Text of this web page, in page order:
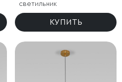
светильник
КУПИТЬ